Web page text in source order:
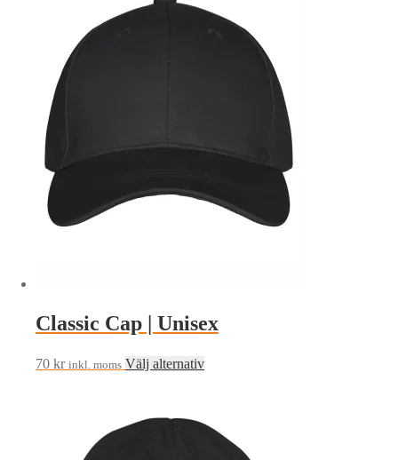
flera
varianter.
Classic Cap | Unisex
70 kr inkl. moms Välj alternativDen
har